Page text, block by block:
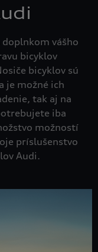
vášho
bicyklov
bicyklov sú
je možné ich
tak aj na
iba
možností
príslušenstvo
Audi.